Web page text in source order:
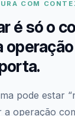
COM
é só o
pode estar
operação